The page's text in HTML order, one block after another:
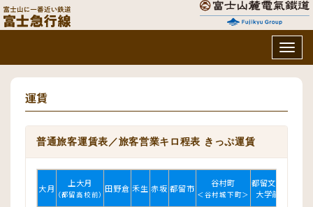
運賃
普通旅客運賃表／旅客営業キロ程表 きっぷ運賃
大月 上大月
（都留高校前）
田野倉 禾生 赤坂 都留市 谷村町
＜谷村城下町＞
都留文科
大学前